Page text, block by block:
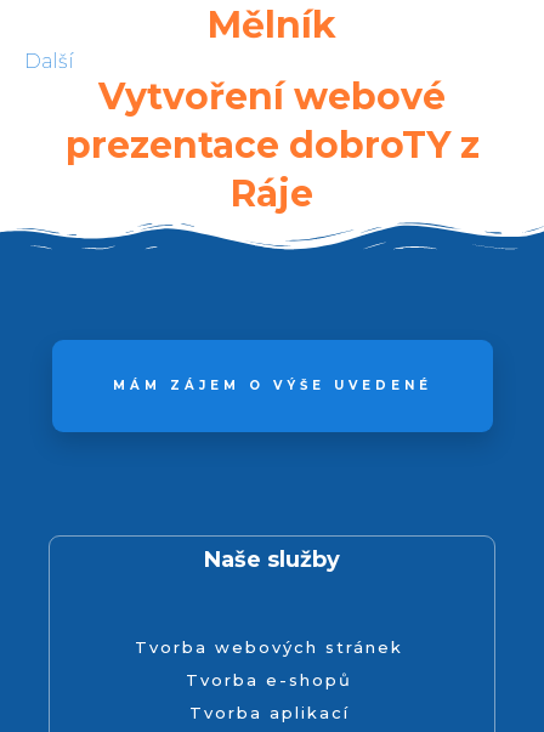
Mělník
Další
Vytvoření webové
prezentace dobroTY z
Ráje
MÁM ZÁJEM O VÝŠE UVEDENÉ
Naše služby
Tvorba webových stránek
Tvorba e-shopů
Tvorba aplikací